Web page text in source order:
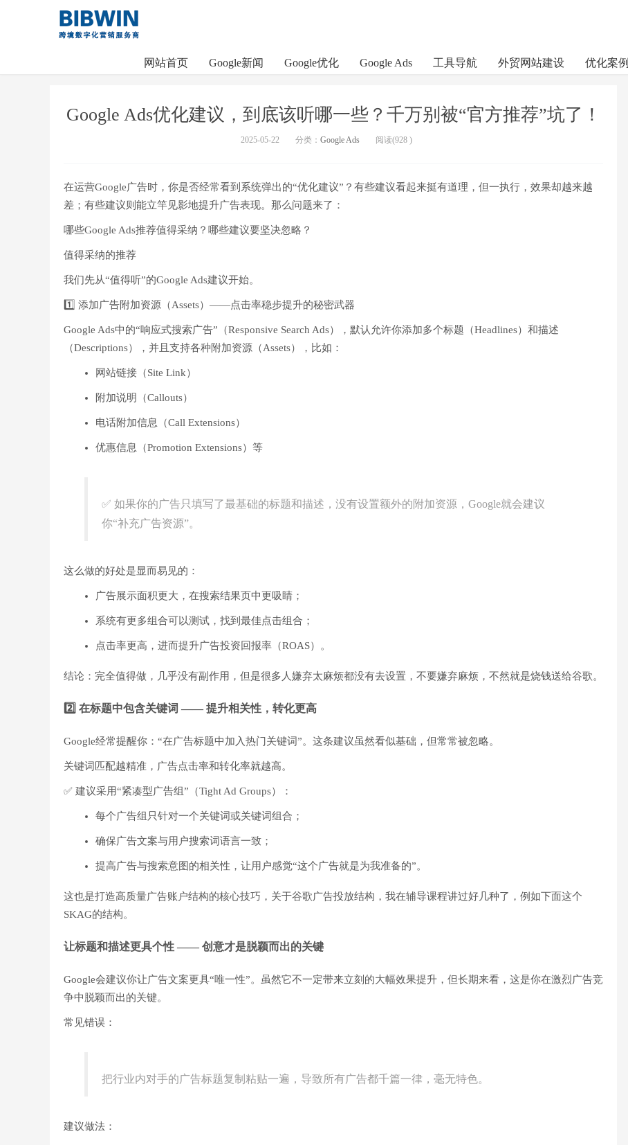
网站首页 Google新闻 Google优化 Google Ads 工具导航 外贸网站建设 优化案例
Google Ads优化建议，到底该听哪一些？千万别被“官方推荐”坑了！
2025-05-22 分类： Google Ads 阅读(928 )
在运营Google广告时，你是否经常看到系统弹出的“优化建议”？有些建议看起来挺有道理，但一执行，效果却越来越
差；有些建议则能立竿见影地提升广告表现。那么问题来了：
哪些Google Ads推荐值得采纳？哪些建议要坚决忽略？
值得采纳的推荐
我们先从“值得听”的Google Ads建议开始。
1️⃣ 添加广告附加资源（Assets）——点击率稳步提升的秘密武器
Google Ads中的“响应式搜索广告”（Responsive Search Ads），默认允许你添加多个标题（Headlines）和描述
（Descriptions），并且支持各种附加资源（Assets），比如：
网站链接（Site Link）
附加说明（Callouts）
电话附加信息（Call Extensions）
优惠信息（Promotion Extensions）等
✅ 如果你的广告只填写了最基础的标题和描述，没有设置额外的附加资源，Google就会建议
你“补充广告资源”。
这么做的好处是显而易见的：
广告展示面积更大，在搜索结果页中更吸睛；
系统有更多组合可以测试，找到最佳点击组合；
点击率更高，进而提升广告投资回报率（ROAS）。
结论：完全值得做，几乎没有副作用，但是很多人嫌弃太麻烦都没有去设置，不要嫌弃麻烦，不然就是烧钱送给谷歌。
2️⃣ 在标题中包含关键词 —— 提升相关性，转化更高
Google经常提醒你：“在广告标题中加入热门关键词”。这条建议虽然看似基础，但常常被忽略。
关键词匹配越精准，广告点击率和转化率就越高。
✅ 建议采用“紧凑型广告组”（Tight Ad Groups）：
每个广告组只针对一个关键词或关键词组合；
确保广告文案与用户搜索词语言一致；
提高广告与搜索意图的相关性，让用户感觉“这个广告就是为我准备的”。
这也是打造高质量广告账户结构的核心技巧，关于谷歌广告投放结构，我在辅导课程讲过好几种了，例如下面这个
SKAG的结构。
让标题和描述更具个性 —— 创意才是脱颖而出的关键
Google会建议你让广告文案更具“唯一性”。虽然它不一定带来立刻的大幅效果提升，但长期来看，这是你在激烈广告竞
争中脱颖而出的关键。
常见错误：
把行业内对手的广告标题复制粘贴一遍，导致所有广告都千篇一律，毫无特色。
建议做法：